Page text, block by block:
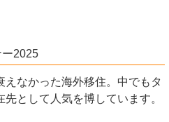
ー2025
えなかった海外移住。中でもタ
として人気を博しています。